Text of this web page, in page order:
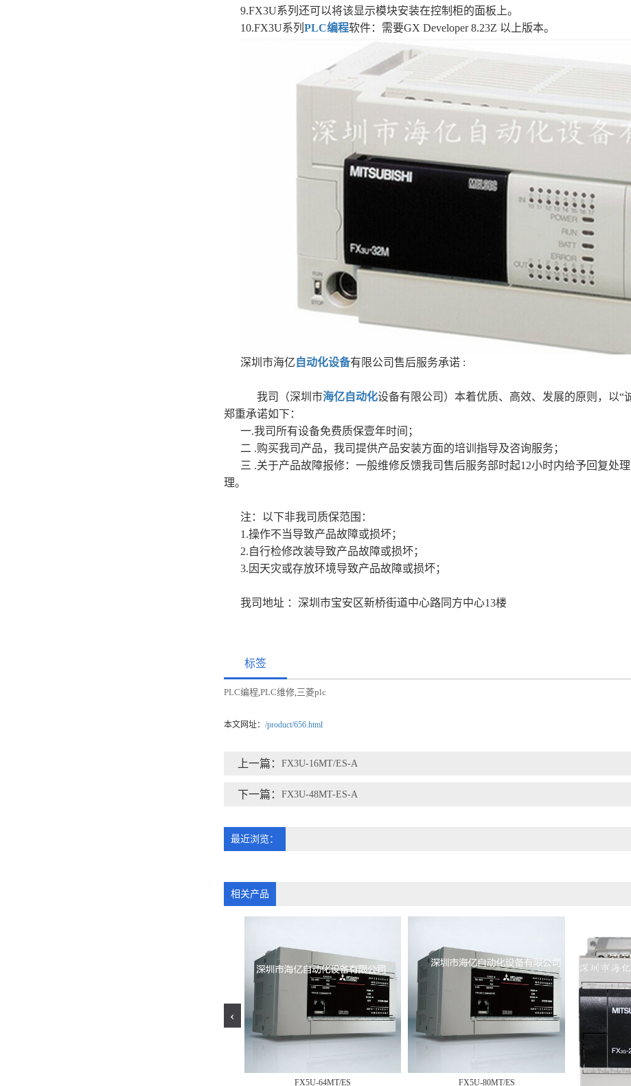
9.FX3U系列还可以将该显示模块安装在控制柜的面板上。
10.FX3U系列PLC编程软件：需要GX Developer 8.23Z 以上版本。
深圳市海亿 自动化设备有限公司售后服务承诺 :
我司（深圳市海亿自动化设备有限公司）本着优质、高效、发展的原则，以
郑重承诺如下：
一.我司所有设备免费质保壹年时间；
二 .购买我司产品，我司提供产品安装方面的培训指导及咨询服务；
三 .关于产品故障报修：一般维修反馈我司售后服务部时起12小时内给予回复处
理。
注：以下非我司质保范围：
1.操作不当导致产品故障或损坏；
2.自行检修改装导致产品故障或损坏；
3.因天灾或存放环境导致产品故障或损坏；
我司地址 ：深圳市宝安区新桥街道中心路同方中心13楼
标签
PLC编程,PLC维修,三菱plc
本文网址：/product/656.html
上一篇：FX3U-16MT/ES-A
下一篇：FX3U-48MT-ES-A
最近浏览：
相关产品
FX5U-64MT/ES
FX5U-80MT/ES
‹